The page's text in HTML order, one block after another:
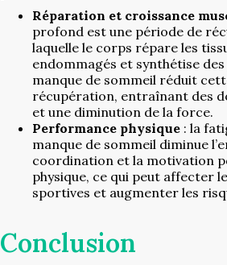
Réparation et croissance
profond est une période de
laquelle le corps répare les
endommagés et synthétise
manque de sommeil réduit
récupération, entraînant des
et une diminution de la force.
Performance physique : la
manque de sommeil diminue
coordination et la motivation
physique, ce qui peut affecter
sportives et augmenter les
Conclusion